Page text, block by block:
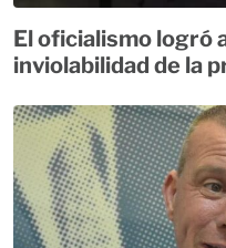
El oficialismo logró
inviolabilidad de la